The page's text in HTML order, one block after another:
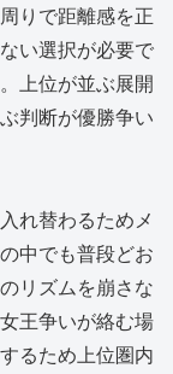
りで距離感を正
い選択が必要で
上位が並ぶ展開
判断が優勝争い
れ替わるためメ
中でも普段どお
リズムを崩さな
王争いが絡む場
るため上位圏内